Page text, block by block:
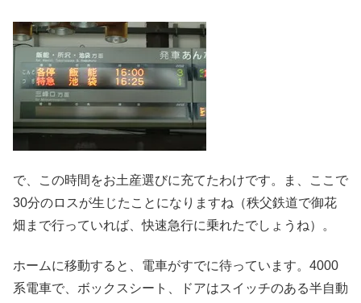
で、この時間をお土産選びに充てたわけです。ま、ここで
30分のロスが生じたことになりますね（秩父鉄道で御花
畑まで行っていれば、快速急行に乗れたでしょうね）。
ホームに移動すると、電車がすでに待っています。4000
系電車で、ボックスシート、ドアはスイッチのある半自動